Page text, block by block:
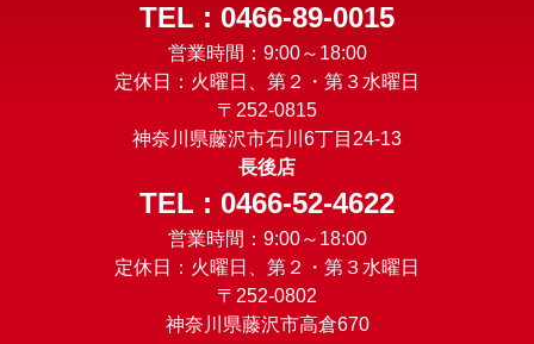
TEL : 0466-89-0015
営業時間：9:00～18:00
定休日：火曜日、第２・第３水曜日
〒252-0815
神奈川県藤沢市石川6丁目24-13
長後店
TEL : 0466-52-4622
営業時間：9:00～18:00
定休日：火曜日、第２・第３水曜日
〒252-0802
神奈川県藤沢市高倉670